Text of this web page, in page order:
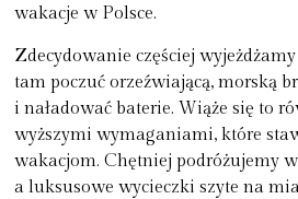
wakacje w Polsce.
Zdecydowanie częściej
tam poczuć orzeźwiającą, morską
i naładować baterie. Wiąże się to
wyższymi wymaganiami, które
wakacjom. Chętniej podróżujemy
a luksusowe wycieczki szyte na